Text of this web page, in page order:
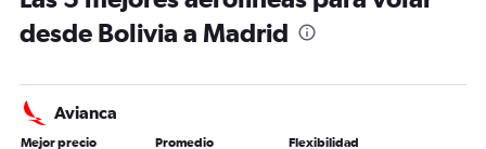
desde Bolivia a Madrid
Avianca
Mejor precio Promedio Flexibilidad